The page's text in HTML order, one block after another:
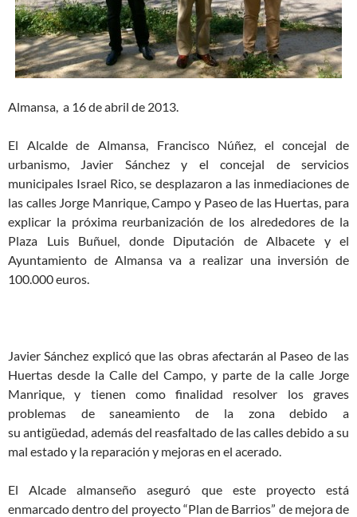
Almansa, a 16 de abril de 2013.
El Alcalde de Almansa, Francisco Núñez, el concejal de
urbanismo, Javier Sánchez y el concejal de servicios
municipales Israel Rico, se desplazaron a las inmediaciones de
las calles Jorge Manrique, Campo y Paseo de las Huertas, para
explicar la próxima reurbanización de los alrededores de la
Plaza Luis Buñuel, donde Diputación de Albacete y el
Ayuntamiento de Almansa va a realizar una inversión de
100.000 euros.
Javier Sánchez explicó que las obras afectarán al Paseo de las
Huertas desde la Calle del Campo, y parte de la calle Jorge
Manrique, y tienen como finalidad resolver los graves
problemas de saneamiento de la zona debido a
su antigüedad, además del reasfaltado de las calles debido a su
mal estado y la reparación y mejoras en el acerado.
El Alcade almanseño aseguró que este proyecto está
enmarcado dentro del proyecto “Plan de Barrios” de mejora de